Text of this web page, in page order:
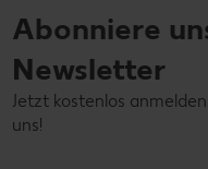
Abonniere
Newsletter
Jetzt kostenlos
uns!